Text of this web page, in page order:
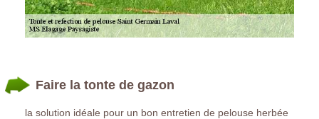
Faire la tonte de gazon
la solution idéale pour un bon entretien de pelouse herbée